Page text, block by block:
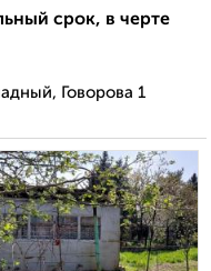
срок, в черте
Говорова 1